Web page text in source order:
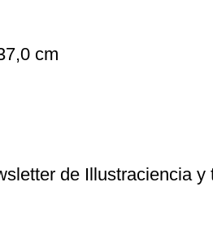
cm
de Illustraciencia